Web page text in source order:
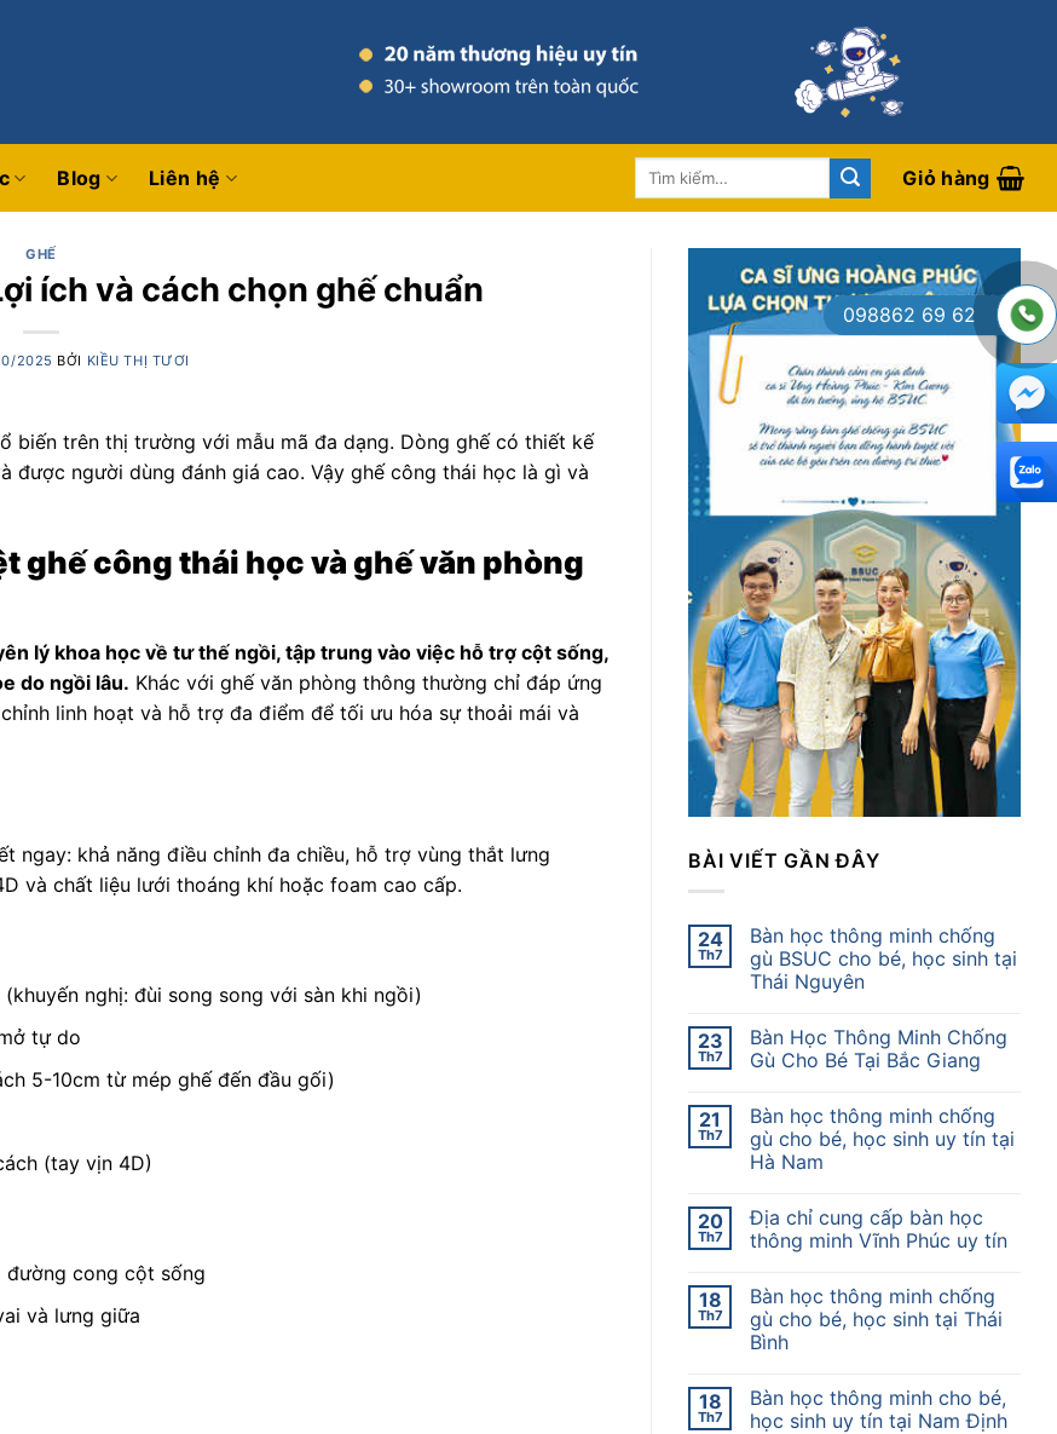
Blog Liên hệ
Tìm
Giỏ hàng
GHẾ
ích và cách chọn ghế chuẩn
2025 BỞI KIỀU THỊ TƯƠI
biến trên thị trường với mẫu mã đa dạng. Dòng ghế có thiết kế
người dùng đánh giá cao. Vậy ghế công thái học là gì và
ghế công thái học và ghế văn phòng
lý khoa học về tư thế ngồi, tập trung vào việc hỗ trợ cột sống,
do ngồi lâu. Khác với ghế văn phòng thông thường chỉ đáp ứng
linh hoạt và hỗ trợ đa điểm để tối ưu hóa sự thoải mái và
ngay: khả năng điều chỉnh đa chiều, hỗ trợ vùng thắt lưng
và chất liệu lưới thoáng khí hoặc foam cao cấp.
nghị: đùi song song với sàn khi ngồi)
tự do
5-10cm từ mép ghế đến đầu gối)
(tay vịn 4D)
cong cột sống
và lưng giữa
BÀI VIẾT GẦN ĐÂY
24
Th7
Bàn học thông minh chống
gù BSUC cho bé, học sinh tại
Thái Nguyên
23
Th7
Bàn Học Thông Minh Chống
Gù Cho Bé Tại Bắc Giang
21
Th7
Bàn học thông minh chống
gù cho bé, học sinh uy tín tại
Hà Nam
20
Th7
Địa chỉ cung cấp bàn học
thông minh Vĩnh Phúc uy tín
18
Th7
Bàn học thông minh chống
gù cho bé, học sinh tại Thái
Bình
18
Th7
Bàn học thông minh cho bé,
học sinh uy tín tại Nam Định
098862 69 62